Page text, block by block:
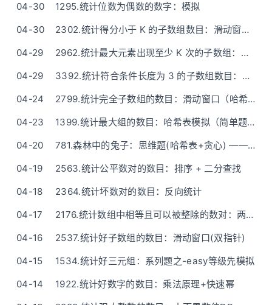
04-30
1295.统计位数为偶数的数字：模拟
04-30
2302.统计得分小于 K 的子数组数目：滑动窗口（不需要前缀和）
04-29
2962.统计最大元素出现至少 K 次的子数组：滑动窗口
04-29
3392.统计符合条件长度为 3 的子数组数目：一次遍历模拟
04-24
2799.统计完全子数组的数目：滑动窗口（哈希表）
04-23
1399.统计最大组的数目：哈希表模拟（简单题简单做）
04-20
781.森林中的兔子：思维题(哈希表+贪心) —— 通俗易懂讲解版
04-19
2563.统计公平数对的数目：排序 + 二分查找
04-18
2364.统计坏数对的数目：反向统计
04-17
2176.统计数组中相等且可以被整除的数对：两层遍历模拟
04-16
2537.统计好子数组的数目：滑动窗口(双指针)
04-15
1534.统计好三元组：系列题之-easy等级先模拟
04-14
1922.统计好数字的数目：乘法原理+快速幂